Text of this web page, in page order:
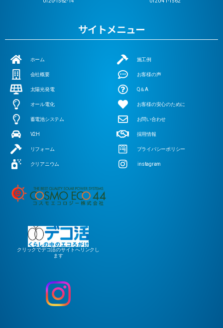
サイトメニュー
ホーム
会社概要
太陽光発電
オール電化
蓄電池システム
V2H
リフォーム
クリアニウム
施工例
お客様の声
Q＆A
お客様の安心のために
お問い合わせ
採用情報
プライバシーポリシー
instagram
クリックでデコ活のサイトへリンクし
ます